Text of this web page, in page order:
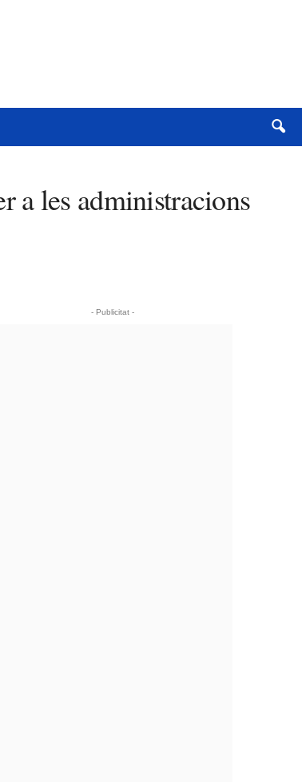
a les administracions
- Publicitat -